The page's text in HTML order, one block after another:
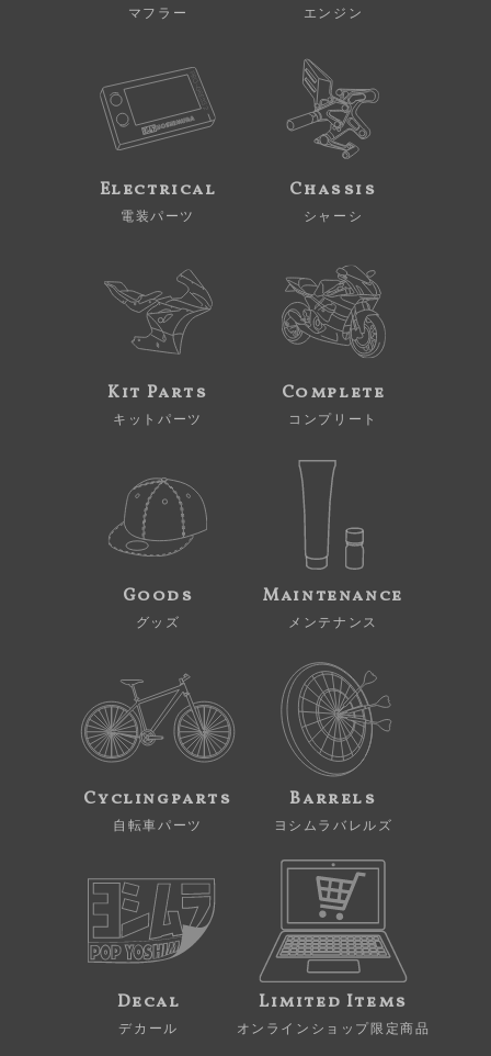
マフラー エンジン
Electrical
電装パーツ
Chassis
シャーシ
Kit Parts
キットパーツ
Complete
コンプリート
Goods
グッズ
Maintenance
メンテナンス
Cyclingparts
自転車パーツ
Barrels
ヨシムラバレルズ
Decal
デカール
Limited Items
オンラインショップ限定商品